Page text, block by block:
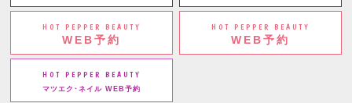
HOT PEPPER BEAUTY
WEB予約
HOT PEPPER BEAUTY
マツエク･ネイル WEB予約
HOT PEPPER BEAUTY
WEB予約